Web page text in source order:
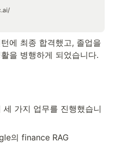
에 최종 합격했고, 졸업을
을 병행하게 되었습니다.
가지 업무를 진행했습니
의 finance RAG